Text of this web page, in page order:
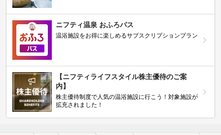
ニフティ温泉 おふろパス
温浴施設をお得に楽しめるサブスクリプションプラン
【ニフティライフスタイル株主優待のご案
内】
株主優待制度で人気の温浴施設に行こう！対象施設が
拡充されました！